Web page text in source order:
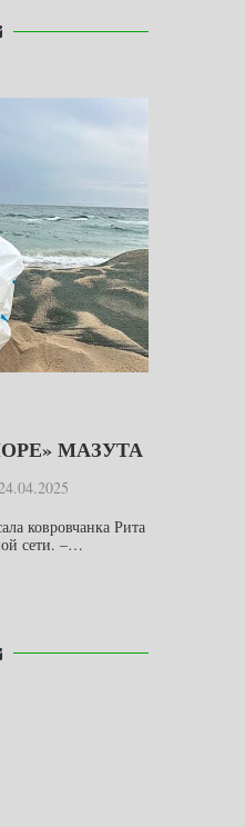
МАЗУТА
ковровчанка Рита
сети. –…